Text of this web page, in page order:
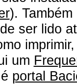
).
ser lido
um
portal